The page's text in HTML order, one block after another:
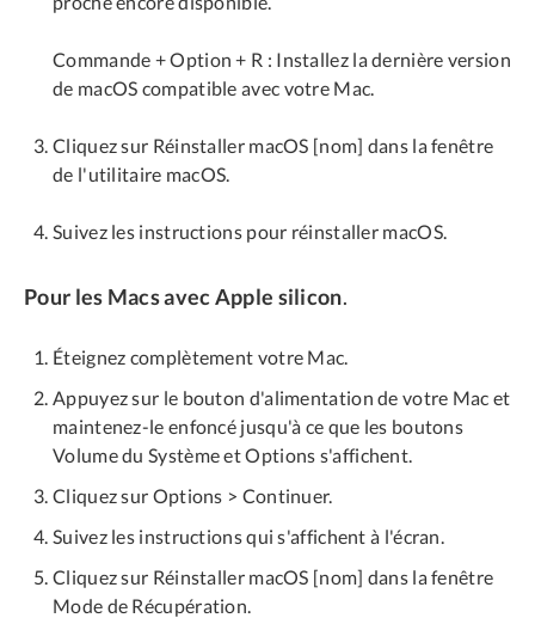
Commande + Option + R : Installez la dernière version
de macOS compatible avec votre Mac.
Cliquez sur Réinstaller macOS [nom] dans la fenêtre
de l'utilitaire macOS.
Suivez les instructions pour réinstaller macOS.
Pour les Macs avec Apple silicon.
Éteignez complètement votre Mac.
Appuyez sur le bouton d'alimentation de votre Mac et
maintenez-le enfoncé jusqu'à ce que les boutons
Volume du Système et Options s'affichent.
Cliquez sur Options > Continuer.
Suivez les instructions qui s'affichent à l'écran.
Cliquez sur Réinstaller macOS [nom] dans la fenêtre
Mode de Récupération.